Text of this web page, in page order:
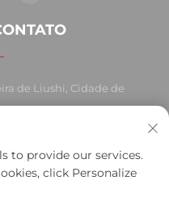
de Liushi, Cidade de
to provide our services.
click Personalize